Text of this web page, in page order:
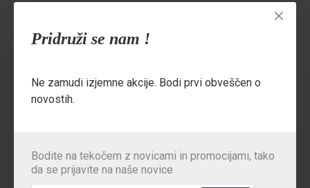
Pridruži se nam !
Ne zamudi izjemne akcije. Bodi prvi obveščen o
novostih.
Bodite na tekočem z novicami in promocijami, tako
da se prijavite na naše novice
izboljšajo vidnost uporabnika v slabih svetlobnih pogojih.
avtomobilska industrija, vzdrževanje, kmetijstvo, lov in
gozdarstvo
TEHNIČNE PODROBNOSTI